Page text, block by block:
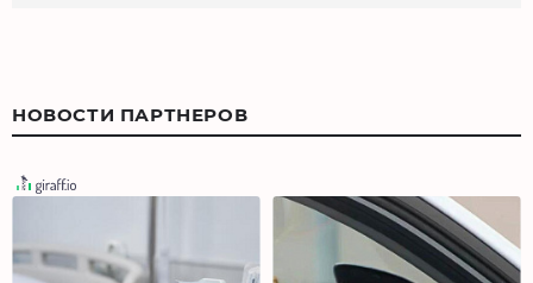
НОВОСТИ ПАРТНЕРОВ